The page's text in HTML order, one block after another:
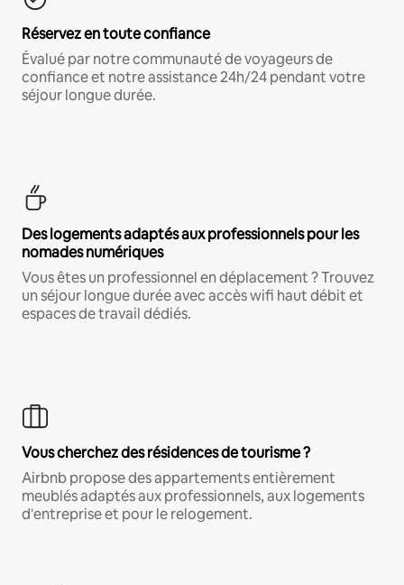
Réservez en toute confiance
Évalué par notre communauté de voyageurs de
confiance et notre assistance 24h/24 pendant votre
séjour longue durée.
Des logements adaptés aux professionnels pour les
nomades numériques
Vous êtes un professionnel en déplacement ? Trouvez
un séjour longue durée avec accès wifi haut débit et
espaces de travail dédiés.
Vous cherchez des résidences de tourisme ?
Airbnb propose des appartements entièrement
meublés adaptés aux professionnels, aux logements
d'entreprise et pour le relogement.